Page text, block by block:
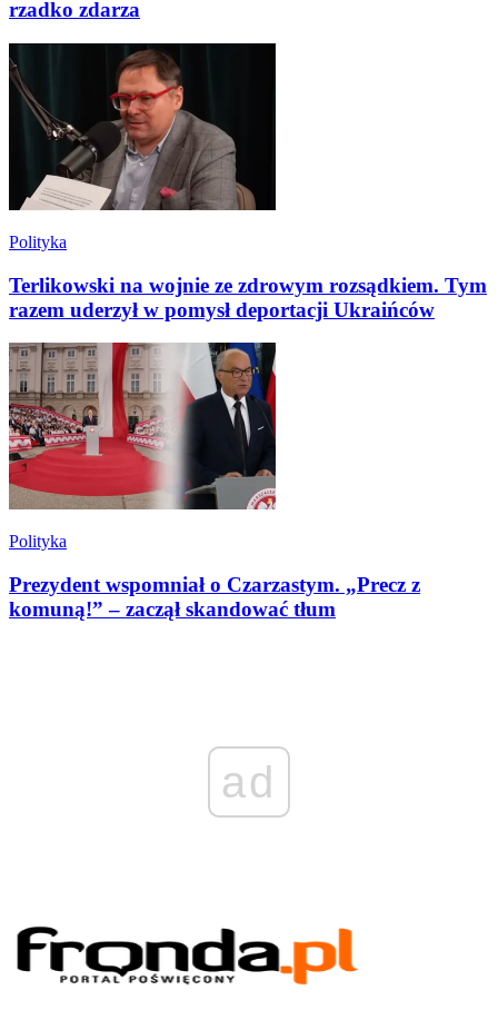
rzadko zdarza
Polityka
Terlikowski na wojnie ze zdrowym rozsądkiem. Tym
razem uderzył w pomysł deportacji Ukraińców
Polityka
Prezydent wspomniał o Czarzastym. „Precz z
komuną!” – zaczął skandować tłum
ad